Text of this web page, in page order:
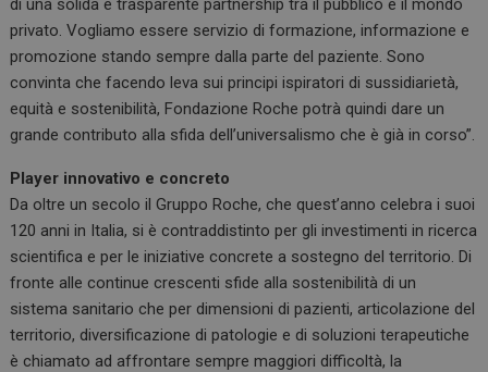
di una solida e trasparente partnership tra il pubblico e il mondo
privato. Vogliamo essere servizio di formazione, informazione e
promozione stando sempre dalla parte del paziente. Sono
convinta che facendo leva sui principi ispiratori di sussidiarietà,
equità e sostenibilità, Fondazione Roche potrà quindi dare un
grande contributo alla sfida dell’universalismo che è già in corso”.
Player innovativo e concreto
Da oltre un secolo il Gruppo Roche, che quest’anno celebra i suoi
120 anni in Italia, si è contraddistinto per gli investimenti in ricerca
scientifica e per le iniziative concrete a sostegno del territorio. Di
fronte alle continue crescenti sfide alla sostenibilità di un
sistema sanitario che per dimensioni di pazienti, articolazione del
territorio, diversificazione di patologie e di soluzioni terapeutiche
è chiamato ad affrontare sempre maggiori difficoltà, la